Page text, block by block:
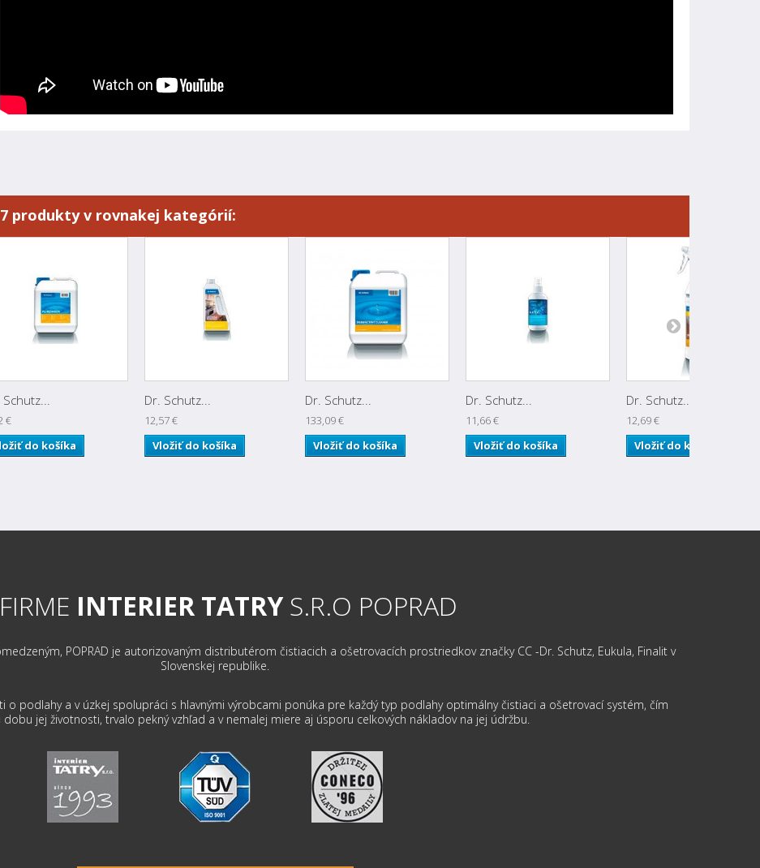
7 produkty v rovnakej kategórií:
€
do košíka
Dr. Schutz...
12,57 €
Vložiť do košíka
Dr. Schutz...
133,09 €
Vložiť do košíka
Dr. Schutz...
11,66 €
Vložiť do košíka
Dr. Schutz...
12,69 €
Vložiť do košíka
INTERIER TATRYS.R.O POPRAD
POPRAD je autorizovaným distributérom čistiacich a ošetrovacích prostriedkov značky CC -Dr. Schutz, Eukula, Finalit v
Slovenskej republike.
podlahy a v úzkej spolupráci s hlavnými výrobcami ponúka pre každý typ podlahy optimálny čistiaci a ošetrovací systém, čím
jej životnosti, trvalo pekný vzhľad a v nemalej miere aj úsporu celkových nákladov na jej údržbu.